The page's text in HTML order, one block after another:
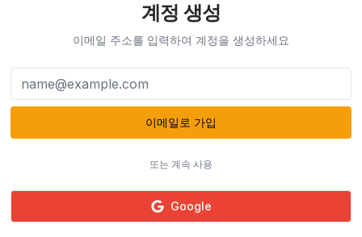
계정 생성
이메일 주소를 입력하여 계정을 생성하세요
이메일
이메일로 가입
또는 계속 사용
Google